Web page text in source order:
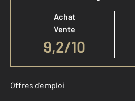
Achat
Vente
9,2/10
Offres d'emploi